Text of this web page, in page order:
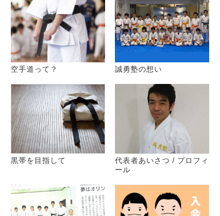
空手道って？ 誠勇塾の想い
黒帯を目指して
代表者あいさつ / プロフィ
ール